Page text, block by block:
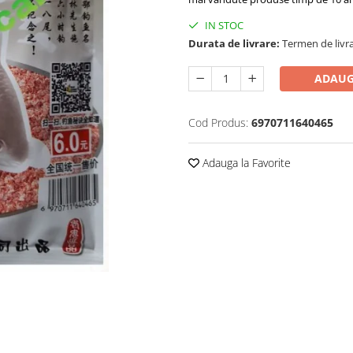
IN STOC
Durata de livrare: Termen de
Cod Produs: 6970711640465
Adauga la Favorite